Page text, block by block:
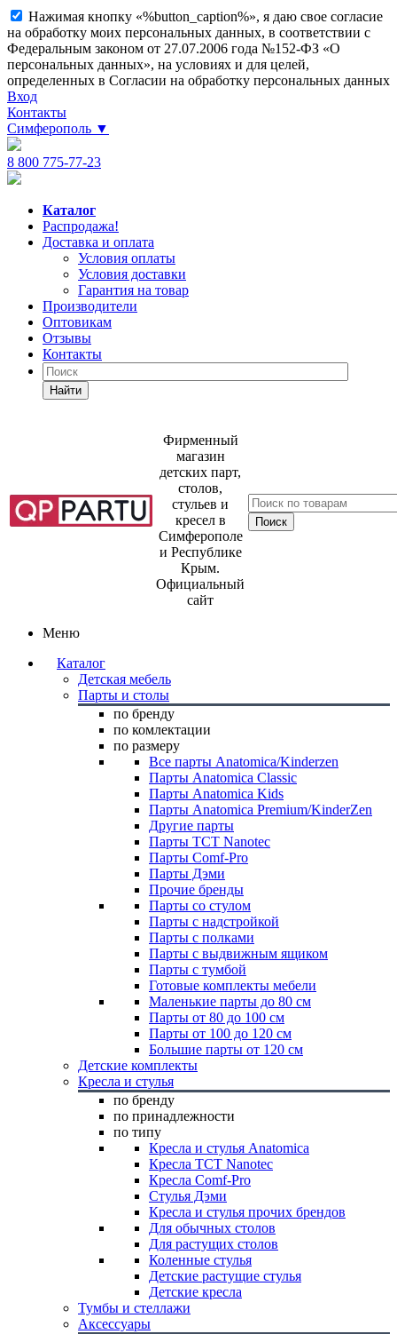
Нажимая кнопку «%button_caption%», я даю свое согласие
на обработку моих персональных данных, в соответствии с
Федеральным законом от 27.07.2006 года №152-ФЗ «О
персональных данных», на условиях и для целей,
определенных в Согласии на обработку персональных данных
Вход
Контакты
Симферополь ▼
8 800 775-77-23
Каталог
Распродажа!
Доставка и оплата
Условия оплаты
Условия доставки
Гарантия на товар
Производители
Оптовикам
Отзывы
Контакты
Найти
Фирменный
магазин
детских парт,
столов,
стульев и
кресел в
Симферополе
и Республике
Крым.
Официальный
сайт
Меню
Каталог
Детская мебель
Парты и столы
по бренду
по комлектации
по размеру
Все парты Anatomica/Kinderzen
Парты Anatomica Classic
Парты Anatomica Kids
Парты Anatomica Premium/KinderZen
Другие парты
Парты TCT Nanotec
Парты Comf-Pro
Парты Дэми
Прочие бренды
Парты со стулом
Парты с надстройкой
Парты с полками
Парты с выдвижным ящиком
Парты с тумбой
Готовые комплекты мебели
Маленькие парты до 80 см
Парты от 80 до 100 см
Парты от 100 до 120 см
Большие парты от 120 см
Детские комплекты
Кресла и стулья
по бренду
по принадлежности
по типу
Кресла и стулья Anatomica
Кресла TCT Nanotec
Кресла Comf-Pro
Стулья Дэми
Кресла и стулья прочих брендов
Для обычных столов
Для растущих столов
Коленные стулья
Детские растущие стулья
Детские кресла
Тумбы и стеллажи
Аксессуары